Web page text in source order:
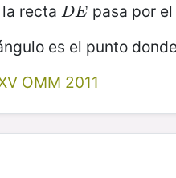
recta DE
DE pasa por
es el punto
OMM 2011